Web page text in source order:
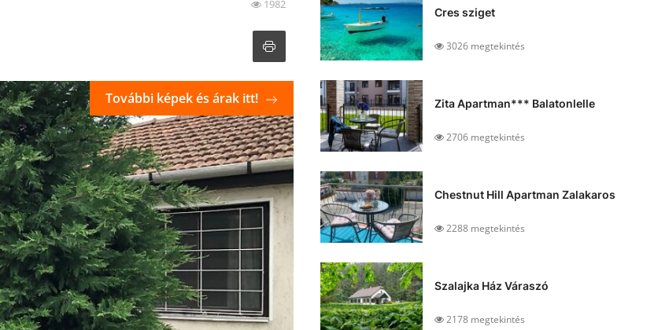
1982
További képek és árak itt!
Cres sziget
3026 megtekintés
Zita Apartman*** Balatonlelle
2706 megtekintés
Chestnut Hill Apartman Zalakaros
2288 megtekintés
Szalajka Ház Váraszó
2178 megtekintés